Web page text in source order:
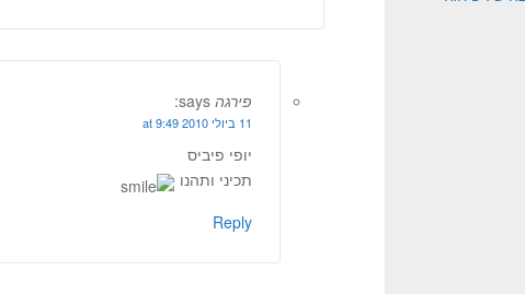
פירגה says:
11 ביולי 2010 at 9:49
יופי פיביס
תכיני ותהנו
Reply